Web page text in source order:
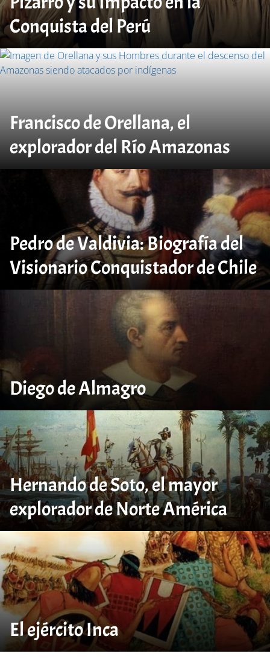
Conquista del Perú
Francisco de Orellana, el
explorador del Río Amazonas
Pedro de Valdivia: Biografía del
Visionario Conquistador de Chile
Diego de Almagro
Hernando de Soto, el mayor
explorador de Norte América
El ejército Inca